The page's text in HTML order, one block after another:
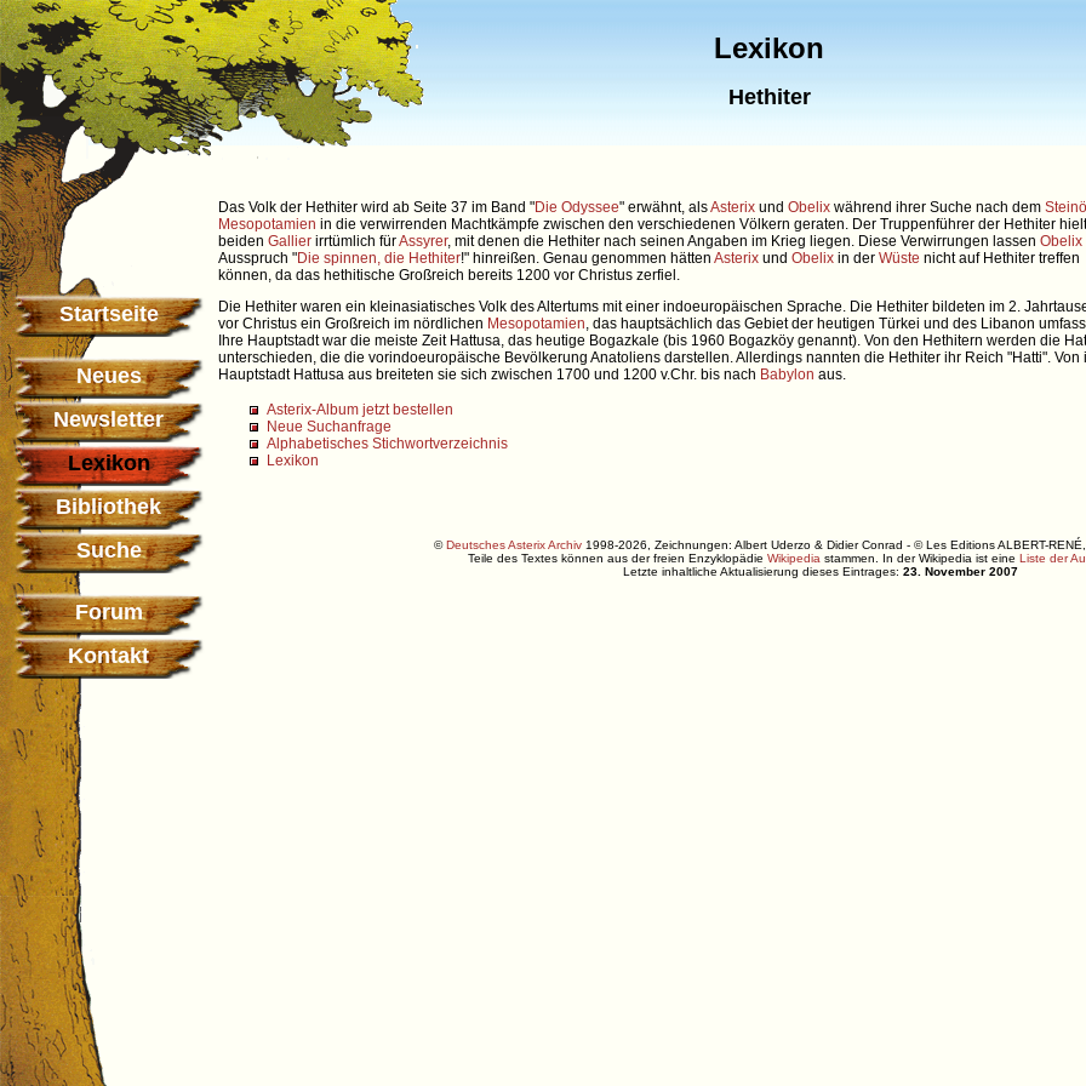
Lexikon
Hethiter
Startseite
Neues
Newsletter
Lexikon
Bibliothek
Suche
Forum
Kontakt
Das Volk der Hethiter wird ab Seite 37 im Band "Die Odyssee" erwähnt, alsAsterix und Obelix während ihrer Suche nach dem
Mesopotamien in die verwirrenden Machtkämpfe zwischen den verschiedenen Völkern geraten. Der Truppenführer der Hethiter
beiden Gallier irrtümlich fürAssyrer, mit denen die Hethiter nach seinen Angaben im Krieg liegen. Diese Verwirrungen lassen Obelix
Ausspruch "Die spinnen, die Hethiter!" hinreißen. Genau genommen hätten Asterix und Obelix in der Wüste nicht auf Hethiter treffen
können, da das hethitische Großreich bereits 1200 vor Christus zerfiel.
Die Hethiter waren ein kleinasiatisches Volk des Altertums mit einer indoeuropäischen Sprache. Die Hethiter bildeten im 2.
vor Christus ein Großreich im nördlichen Mesopotamien, das hauptsächlich das Gebiet der heutigen Türkei und des Libanon
Ihre Hauptstadt war die meiste Zeit Hattusa, das heutige Bogazkale (bis 1960 Bogazköy genannt). Von den Hethitern werden die
unterschieden, die die vorindoeuropäische Bevölkerung Anatoliens darstellen. Allerdings nannten die Hethiter ihr Reich "Hatti". Von
Hauptstadt Hattusa aus breiteten sie sich zwischen 1700 und 1200 v.Chr. bis nach Babylon aus.
Asterix-Album jetzt bestellen
Neue Suchanfrage
Alphabetisches Stichwortverzeichnis
Lexikon
©Deutsches Asterix Archiv1998-2026, Zeichnungen: Albert Uderzo & Didier Conrad - © Les Editions ALBERT-RENÉ,
Teile des Textes können aus der freien Enzyklopädie Wikipedia stammen. In der Wikipedia ist eine Liste der
Letzte inhaltliche Aktualisierung dieses Eintrages: 23. November 2007